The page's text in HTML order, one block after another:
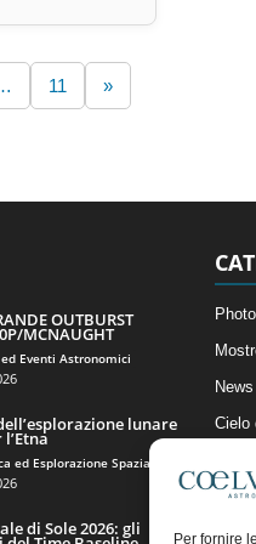
Per fornire
11 »
OUTBURST
MCNAUGHT
Eventi Astronomici
lunare
ed Esplorazione Spaziale
di Sole 2026: gli
Cielo
Il